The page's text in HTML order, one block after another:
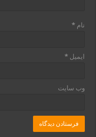
نام*
ایمیل*
وب‌ سایت